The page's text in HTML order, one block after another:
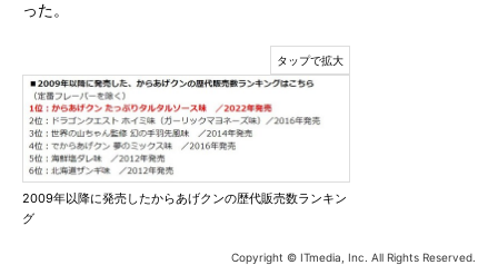
った。
2009年以降に発売したからあげクンの歴代販売数ランキン
グ
Copyright © ITmedia, Inc. All Rights Reserved.